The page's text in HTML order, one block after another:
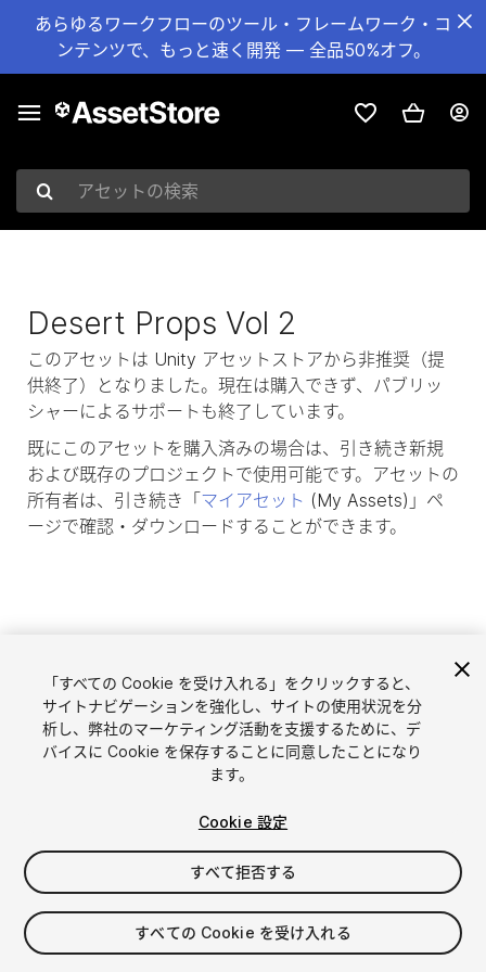
あらゆるワークフローのツール・フレームワーク・コ
ンテンツで、もっと速く開発 — 全品50%オフ。
アセットの検索
Desert Props Vol 2
このアセットは Unity アセットストアから非推奨（提
供終了）となりました。現在は購入できず、パブリッ
シャーによるサポートも終了しています。
既にこのアセットを購入済みの場合は、引き続き新規
および既存のプロジェクトで使用可能です。アセットの
所有者は、引き続き「 マイアセット (My Assets)」ペ
ージで確認・ダウンロードすることができます。
简体中文
한국어
日本語
販売審査ガイドライン
Asset Store Tools
パブリッシャー管理画面
よくあるご質問
「すべての Cookie を受け入れる」をクリックすると、
サイトナビゲーションを強化し、サイトの使用状況を分
析し、弊社のマーケティング活動を支援するために、デ
バイスに Cookie を保存することに同意したことになり
ます。
Cookie 設定
すべて拒否する
すべての Cookie を受け入れる